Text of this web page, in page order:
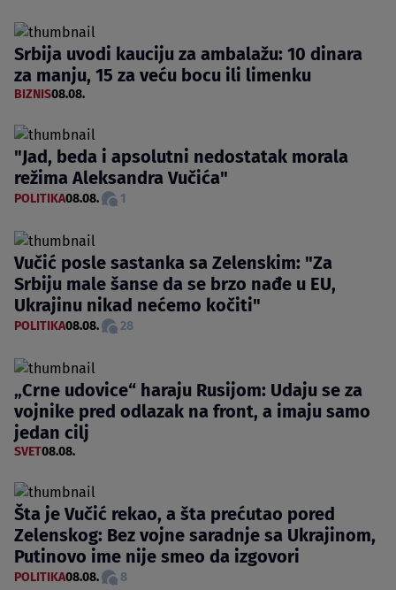
Srbija uvodi kauciju za ambalažu: 10 dinara
za manju, 15 za veću bocu ili limenku
BIZNIS08.08.
"Jad, beda i apsolutni nedostatak morala
režima Aleksandra Vučića"
POLITIKA08.08. 1
Vučić posle sastanka sa Zelenskim: "Za
Srbiju male šanse da se brzo nađe u EU,
Ukrajinu nikad nećemo kočiti"
POLITIKA08.08. 28
„Crne udovice“ haraju Rusijom: Udaju se za
vojnike pred odlazak na front, a imaju samo
jedan cilj
SVET08.08.
Šta je Vučić rekao, a šta prećutao pored
Zelenskog: Bez vojne saradnje sa Ukrajinom,
Putinovo ime nije smeo da izgovori
POLITIKA08.08. 8